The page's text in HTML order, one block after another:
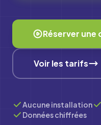
Réserver
Voir les tarifs
Aucune installation
Données chiffrées